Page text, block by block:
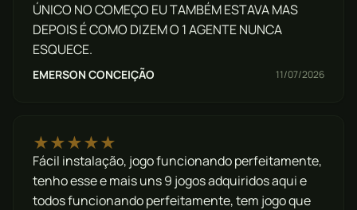
ÚNICO NO COMEÇO EU TAMBÉM ESTAVA MAS
DEPOIS É COMO DIZEM O 1 AGENTE NUNCA
ESQUECE.
EMERSON CONCEIÇÃO 11/07/2026
★★★★★
Fácil instalação, jogo funcionando perfeitamente,
tenho esse e mais uns 9 jogos adquiridos aqui e
todos funcionando perfeitamente, tem jogo que